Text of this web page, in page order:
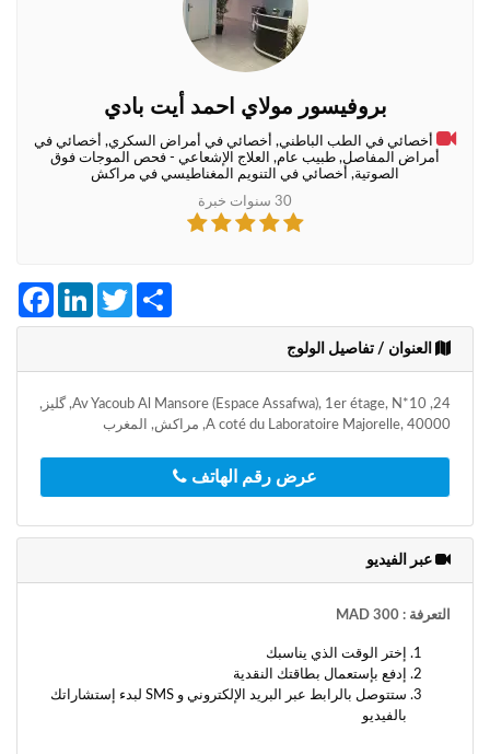
بروفيسور مولاي احمد أيت بادي
أخصائي في الطب الباطني, أخصائي في أمراض السكري, أخصائي في
أمراض المفاصل, طبيب عام, العلاج الإشعاعي - فحص الموجات فوق
الصوتية, أخصائي في التنويم المغناطيسي في مراكش
30 سنوات خبرة
LinkedInTwitter Share
العنوان / تفاصيل الولوج
24, Av Yacoub Al Mansore (Espace Assafwa), 1er étage, N*10, گليز,
A coté du Laboratoire Majorelle, 40000, مراكش, المغرب
عرض رقم الهاتف
عبر الفيديو
التعرفة : 300 MAD
إختر الوقت الذي يناسبك
إدفع بإستعمال بطاقتك النقدية
ستتوصل بالرابط عبر البريد الإلكتروني و SMS لبدء إستشاراتك
بالفيديو
على
فأنت
تقر
قرأت
و
وافقت
شروط
الاستخدام
،
بما
في
الفقرة
الخاصة
بحماية
المعلومات